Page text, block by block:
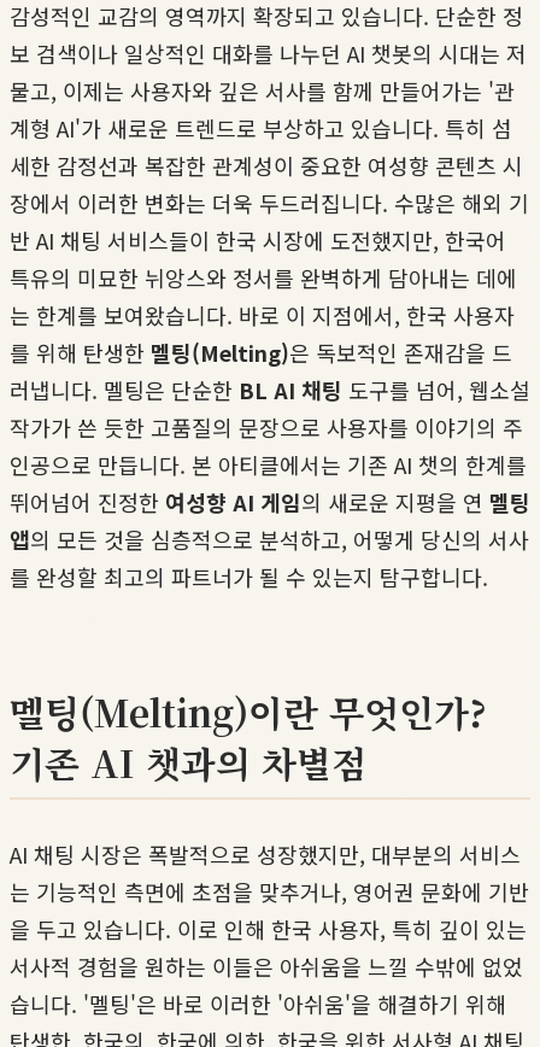
감성적인 교감의 영역까지 확장되고 있습니다. 단순한 정
보 검색이나 일상적인 대화를 나누던 AI 챗봇의 시대는 저
물고, 이제는 사용자와 깊은 서사를 함께 만들어가는 '관
계형 AI'가 새로운 트렌드로 부상하고 있습니다. 특히 섬
세한 감정선과 복잡한 관계성이 중요한 여성향 콘텐츠 시
장에서 이러한 변화는 더욱 두드러집니다. 수많은 해외 기
반 AI 채팅 서비스들이 한국 시장에 도전했지만, 한국어
특유의 미묘한 뉘앙스와 정서를 완벽하게 담아내는 데에
는 한계를 보여왔습니다. 바로 이 지점에서, 한국 사용자
를 위해 탄생한 멜팅(Melting)은 독보적인 존재감을 드
러냅니다. 멜팅은 단순한 BL AI 채팅 도구를 넘어, 웹소설
작가가 쓴 듯한 고품질의 문장으로 사용자를 이야기의 주
인공으로 만듭니다. 본 아티클에서는 기존 AI 챗의 한계를
뛰어넘어 진정한 여성향 AI 게임의 새로운 지평을 연 멜팅
앱의 모든 것을 심층적으로 분석하고, 어떻게 당신의 서사
를 완성할 최고의 파트너가 될 수 있는지 탐구합니다.
멜팅(Melting)이란 무엇인가?
기존 AI 챗과의 차별점
AI 채팅 시장은 폭발적으로 성장했지만, 대부분의 서비스
는 기능적인 측면에 초점을 맞추거나, 영어권 문화에 기반
을 두고 있습니다. 이로 인해 한국 사용자, 특히 깊이 있는
서사적 경험을 원하는 이들은 아쉬움을 느낄 수밖에 없었
습니다. '멜팅'은 바로 이러한 '아쉬움'을 해결하기 위해